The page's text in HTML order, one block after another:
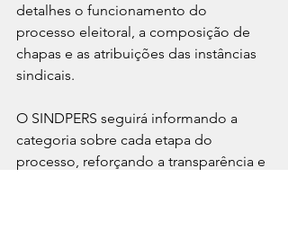
detalhes o funcionamento do
processo eleitoral, a composição de
chapas e as atribuições das instâncias
sindicais.
O SINDPERS seguirá informando a
categoria sobre cada etapa do
processo, reforçando a transparência e